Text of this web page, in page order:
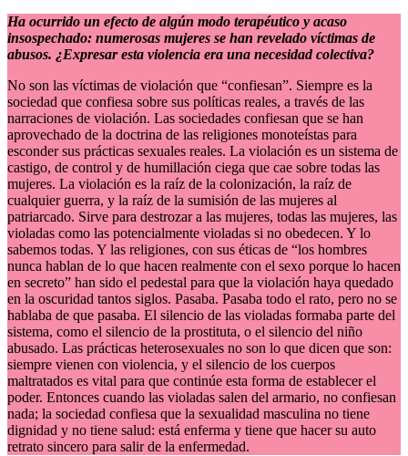
Ha ocurrido un efecto de algún modo terapéutico y acaso
insospechado: numerosas mujeres se han revelado víctimas de
abusos. ¿Expresar esta violencia era una necesidad colectiva?
No son las víctimas de violación que “confiesan”. Siempre es la
sociedad que confiesa sobre sus políticas reales, a través de las
narraciones de violación. Las sociedades confiesan que se han
aprovechado de la doctrina de las religiones monoteístas para
esconder sus prácticas sexuales reales. La violación es un sistema de
castigo, de control y de humillación ciega que cae sobre todas las
mujeres. La violación es la raíz de la colonización, la raíz de
cualquier guerra, y la raíz de la sumisión de las mujeres al
patriarcado. Sirve para destrozar a las mujeres, todas las mujeres, las
violadas como las potencialmente violadas si no obedecen. Y lo
sabemos todas. Y las religiones, con sus éticas de “los hombres
nunca hablan de lo que hacen realmente con el sexo porque lo hacen
en secreto” han sido el pedestal para que la violación haya quedado
en la oscuridad tantos siglos. Pasaba. Pasaba todo el rato, pero no se
hablaba de que pasaba. El silencio de las violadas formaba parte del
sistema, como el silencio de la prostituta, o el silencio del niño
abusado. Las prácticas heterosexuales no son lo que dicen que son:
siempre vienen con violencia, y el silencio de los cuerpos
maltratados es vital para que continúe esta forma de establecer el
poder. Entonces cuando las violadas salen del armario, no confiesan
nada; la sociedad confiesa que la sexualidad masculina no tiene
dignidad y no tiene salud: está enferma y tiene que hacer su auto
retrato sincero para salir de la enfermedad.